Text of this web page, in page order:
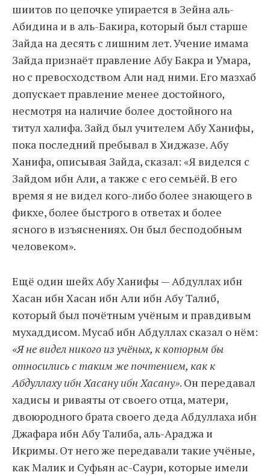
шиитов по цепочке упирается в Зейна аль-
Абидина и в аль-Бакира, который был старше
Зайда на десять с лишним лет. Учение имама
Зайда признаёт правление Абу Бакра и Умара,
но с превосходством Али над ними. Его мазхаб
допускает правление менее достойного,
несмотря на наличие более достойного на
титул халифа. Зайд был учителем Абу Ханифы,
пока последний пребывал в Хиджазе. Абу
Ханифа, описывая Зайда, сказал: «Я виделся с
Зайдом ибн Али, а также с его семьёй. В его
время я не видел кого-либо более знающего в
фикхе, более быстрого в ответах и более
ясного в изъяснениях. Он был бесподобным
человеком».
Ещё один шейх Абу Ханифы — Абдуллах ибн
Хасан ибн Хасан ибн Али ибн Абу Талиб,
который был почётным учёным и правдивым
мухаддисом. Мусаб ибн Абдуллах сказал о нём:
«Я не видел никого из учёных, к которым бы
относились с таким же почтением, как к
Абдуллаху ибн Хасану ибн Хасану». Он передавал
хадисы и риваяты от своего отца, матери,
двоюродного брата своего деда Абдуллаха ибн
Джафара ибн Абу Талиба, аль-Араджа и
Икримы. От него же передавали такие учёные,
как Малик и Суфьян ас-Саури, которые имели